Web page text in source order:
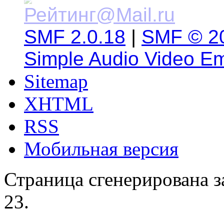
SMF 2.0.18 | SMF ©
Simple Audio Video
Sitemap
XHTML
RSS
Мобильная версия
Страница сгенерирована
23.